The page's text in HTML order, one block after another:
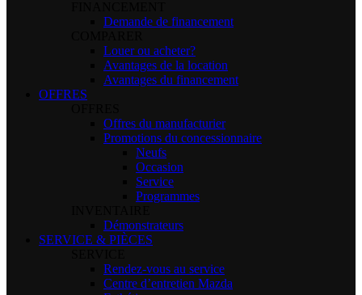
Demande de financement
Louer ou acheter?
Avantages de la location
Avantages du financement
OFFRES
Offres du manufacturier
Promotions du concessionnaire
Neufs
Occasion
Service
Programmes
Démonstrateurs
SERVICE & PIÈCES
Rendez-vous au service
Centre d’entretien Mazda